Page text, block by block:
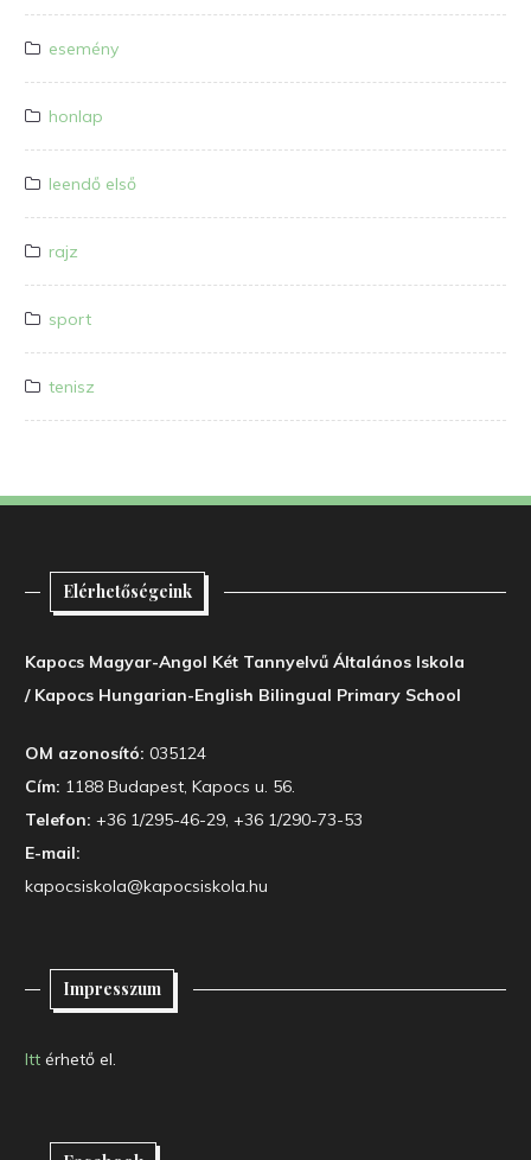
esemény
honlap
leendő első
rajz
sport
tenisz
Elérhetőségeink
Kapocs Magyar-Angol Két Tannyelvű Általános Iskola
/ Kapocs Hungarian-English Bilingual Primary School
OM azonosító: 035124
Cím: 1188 Budapest, Kapocs u. 56.
Telefon: +36 1/295-46-29, +36 1/290-73-53
E-mail:
kapocsiskola@kapocsiskola.hu
Impresszum
Itt érhető el.